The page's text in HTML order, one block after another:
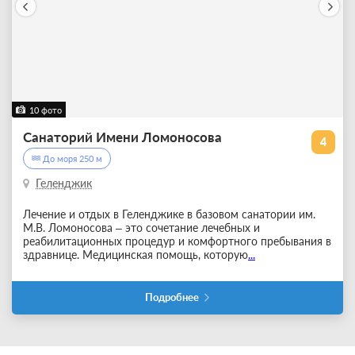
10 фото
4
Санаторий Имени Ломоносова
До моря 250 м
Геленджик
Лечение и отдых в Геленджике в базовом санатории им.
М.В. Ломоносова – это сочетание лечебных и
реабилитационных процедур и комфортного пребывания в
здравнице. Медицинская помощь, которую...
Подробнее